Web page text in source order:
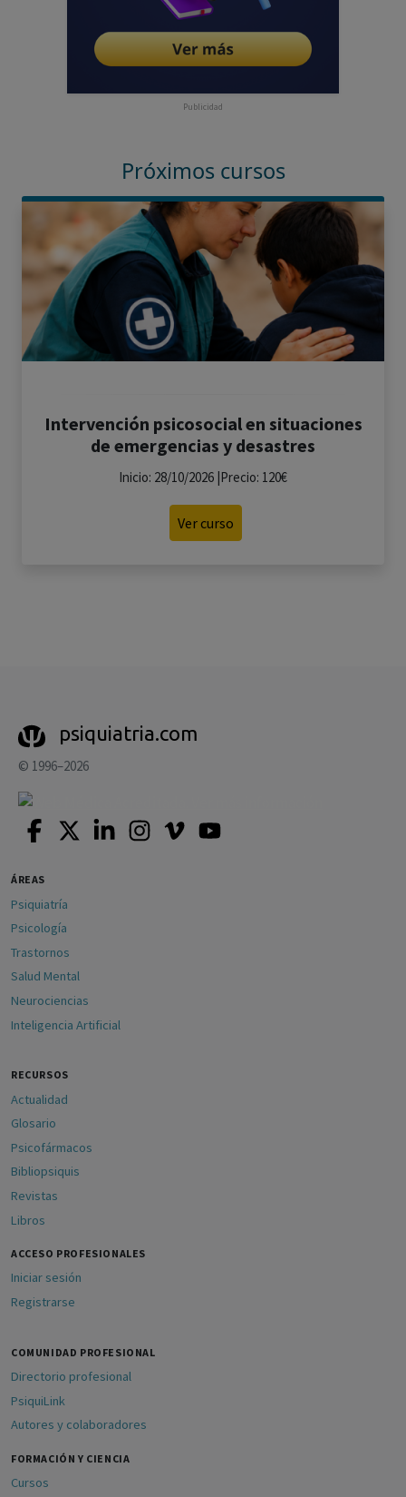
Publicidad
Próximos cursos
Intervención psicosocial en situaciones
de emergencias y desastres
Inicio: 28/10/2026 |Precio: 120€
Ver curso
psiquiatria.com
© 1996–2026
ÁREAS
Psiquiatría
Psicología
Trastornos
Salud Mental
Neurociencias
Inteligencia Artificial
RECURSOS
Actualidad
Glosario
Psicofármacos
Bibliopsiquis
Revistas
Libros
ACCESO PROFESIONALES
Iniciar sesión
Registrarse
COMUNIDAD PROFESIONAL
Directorio profesional
PsiquiLink
Autores y colaboradores
FORMACIÓN Y CIENCIA
Cursos